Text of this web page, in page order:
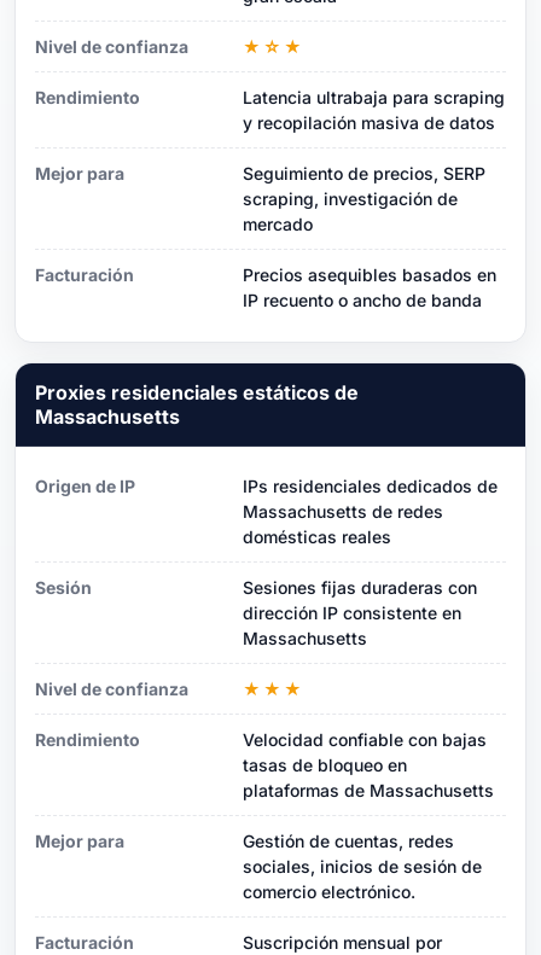
Nivel de confianza ★☆★
Rendimiento
Latencia ultrabaja para scraping
y recopilación masiva de datos
Mejor para
Seguimiento de precios, SERP
scraping, investigación de
mercado
Facturación
Precios asequibles basados ​​en
IP recuento o ancho de banda
Proxies residenciales estáticos de
Massachusetts
Origen de IP
IPs residenciales dedicados de
Massachusetts de redes
domésticas reales
Sesión
Sesiones fijas duraderas con
dirección IP consistente en
Massachusetts
Nivel de confianza ★★★
Rendimiento
Velocidad confiable con bajas
tasas de bloqueo en
plataformas de Massachusetts
Mejor para
Gestión de cuentas, redes
sociales, inicios de sesión de
comercio electrónico.
Facturación
Suscripción mensual por